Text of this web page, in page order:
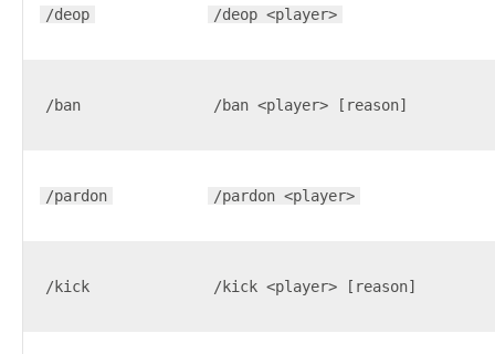
/deop /deop <player>
/ban /ban <player> [reason]
/pardon /pardon <player>
/kick /kick <player> [reason]